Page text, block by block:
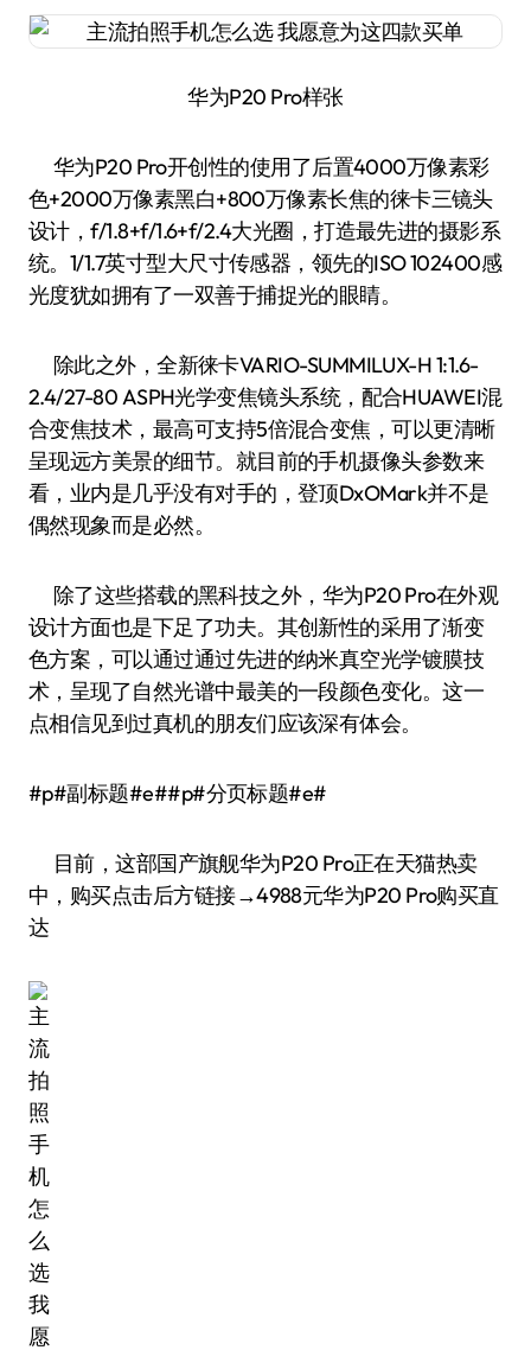
华为P20 Pro样张
华为P20 Pro开创性的使用了后置4000万像素彩
色+2000万像素黑白+800万像素长焦的徕卡三镜头
设计，f/1.8+f/1.6+f/2.4大光圈，打造最先进的摄影系
统。1/1.7英寸型大尺寸传感器，领先的ISO 102400感
光度犹如拥有了一双善于捕捉光的眼睛。
除此之外，全新徕卡VARIO-SUMMILUX-H 1:1.6-
2.4/27-80 ASPH光学变焦镜头系统，配合HUAWEI混
合变焦技术，最高可支持5倍混合变焦，可以更清晰
呈现远方美景的细节。就目前的手机摄像头参数来
看，业内是几乎没有对手的，登顶DxOMark并不是
偶然现象而是必然。
除了这些搭载的黑科技之外，华为P20 Pro在外观
设计方面也是下足了功夫。其创新性的采用了渐变
色方案，可以通过通过先进的纳米真空光学镀膜技
术，呈现了自然光谱中最美的一段颜色变化。这一
点相信见到过真机的朋友们应该深有体会。
#p#副标题#e##p#分页标题#e#
目前，这部国产旗舰华为P20 Pro正在天猫热卖
中，购买点击后方链接→4988元华为P20 Pro购买直
达